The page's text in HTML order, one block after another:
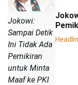
Jokowi:
Sampai Detik
Ini Tidak Ada
Pemikiran
untuk Minta
Maaf ke PKI